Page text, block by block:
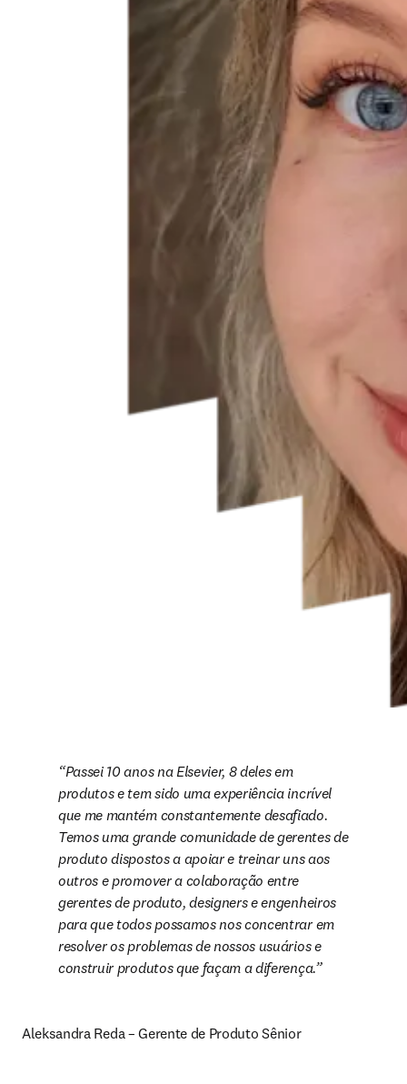
Passei 10 anos na Elsevier, 8 deles em
produtos e tem sido uma experiência incrível
que me mantém constantemente desafiado.
Temos uma grande comunidade de gerentes de
produto dispostos a apoiar e treinar uns aos
outros e promover a colaboração entre
gerentes de produto, designers e engenheiros
para que todos possamos nos concentrar em
resolver os problemas de nossos usuários e
construir produtos que façam a diferença.
Aleksandra Reda – Gerente de Produto Sênior